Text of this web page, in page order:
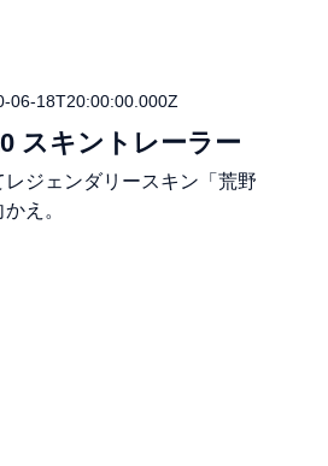
06-18T20:00:00.000Z
スキントレーラー
ジェンダリースキン「荒野
え。